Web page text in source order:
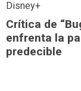
Disney+
Crítica de
enfrenta la
predecible